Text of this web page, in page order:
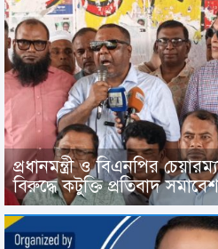
প্রধানমন্ত্রী ও বিএনপির
বিরুদ্ধে কটুক্তি প্রতিবাদ সমাবেশ